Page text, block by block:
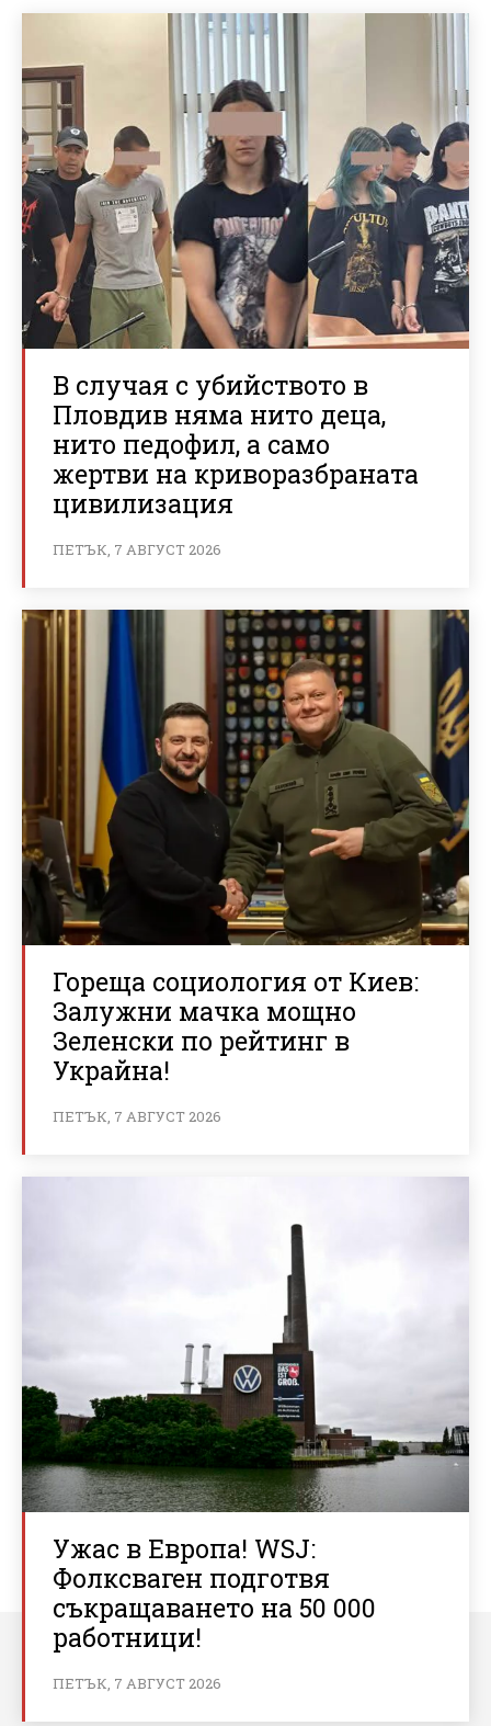
В случая с убийството в
Пловдив няма нито деца,
нито педофил, а само
жертви на криворазбраната
цивилизация
ПЕТЪК, 7 АВГУСТ 2026
Гореща социология от Киев:
Залужни мачка мощно
Зеленски по рейтинг в
Украйна!
ПЕТЪК, 7 АВГУСТ 2026
Ужас в Европа! WSJ:
Фолксваген подготвя
съкращаването на 50 000
работници!
ПЕТЪК, 7 АВГУСТ 2026